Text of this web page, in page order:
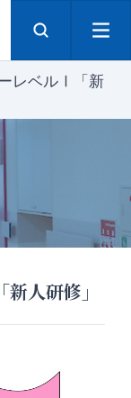
レベルⅠ「新
人研修」